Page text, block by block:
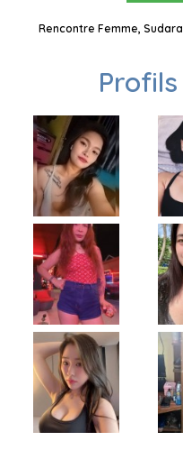
Rencontre Femme,